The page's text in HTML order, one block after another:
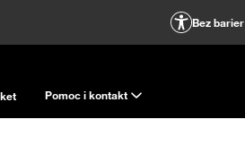
Bez barier
Pomoc i kontakt